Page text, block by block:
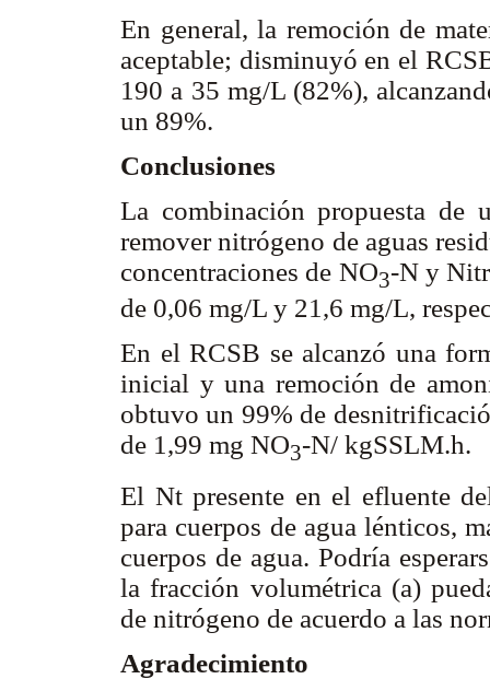
En general, la remoción de
aceptable; disminuyó en el
190 a 35 mg/L (82%),
un 89%.
Conclusiones
La combinación propuesta de
remover nitrógeno de aguas
concentraciones de NO3-N y
de 0,06 mg/L y 21,6 mg/L,
En el RCSB se alcanzó una
inicial y una remoción de
obtuvo un 99% de
de 1,99 mg NO3-N/ kgSSLM.h.
El Nt presente en el efluente
para cuerpos de agua lénticos,
cuerpos de agua. Podría
la fracción volumétrica (a)
de nitrógeno de acuerdo a las
Agradecimiento